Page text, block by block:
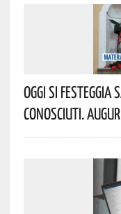
Oggi Si Festeggia
Conosciuti.